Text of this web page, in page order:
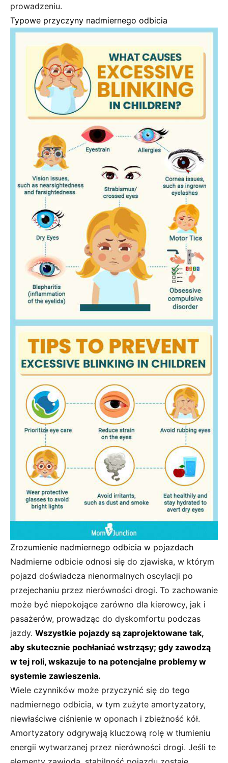
prowadzeniu.
Typowe przyczyny nadmiernego odbicia
Zrozumienie nadmiernego odbicia w pojazdach
Nadmierne odbicie odnosi się do zjawiska, w którym
pojazd doświadcza nienormalnych oscylacji po
przejechaniu przez nierówności drogi. To zachowanie
może być niepokojące zarówno dla kierowcy, jak i
pasażerów, prowadząc do dyskomfortu podczas
jazdy. Wszystkie pojazdy są zaprojektowane tak,
aby skutecznie pochłaniać wstrząsy; gdy zawodzą
w tej roli, wskazuje to na potencjalne problemy w
systemie zawieszenia.
Wiele czynników może przyczynić się do tego
nadmiernego odbicia, w tym zużyte amortyzatory,
niewłaściwe ciśnienie w oponach i zbieżność kół.
Amortyzatory odgrywają kluczową rolę w tłumieniu
energii wytwarzanej przez nierówności drogi. Jeśli te